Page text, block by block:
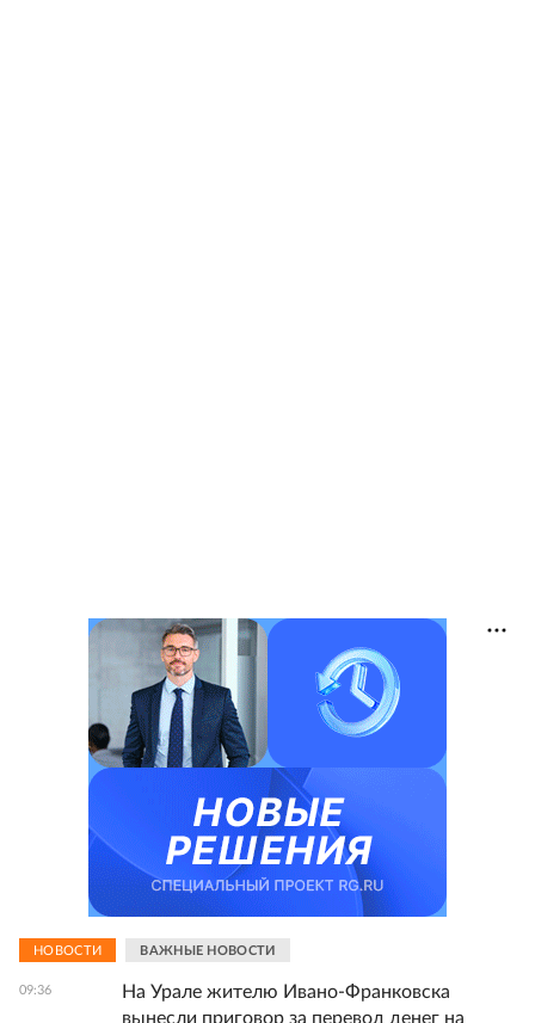
НОВОСТИ ВАЖНЫЕ НОВОСТИ
09:36
На Урале жителю Ивано-Франковска
вынесли приговор за перевод денег на